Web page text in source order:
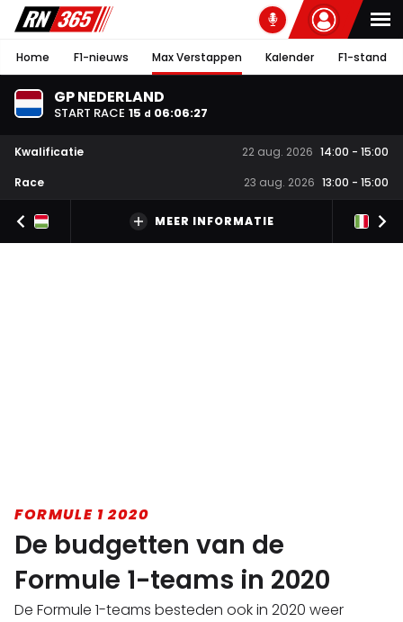
Home F1-nieuws Max Verstappen Kalender F1-stand
GP NEDERLAND
START RACE 15 d 06:06:26
Kwalificatie 22 aug. 2026 14:00 - 15:00
Race
23 aug. 2026 13:00 - 15:00
MEER INFORMATIE
FORMULE 1 2020
De budgetten van de
Formule 1-teams in 2020
De Formule 1-teams besteden ook in 2020 weer